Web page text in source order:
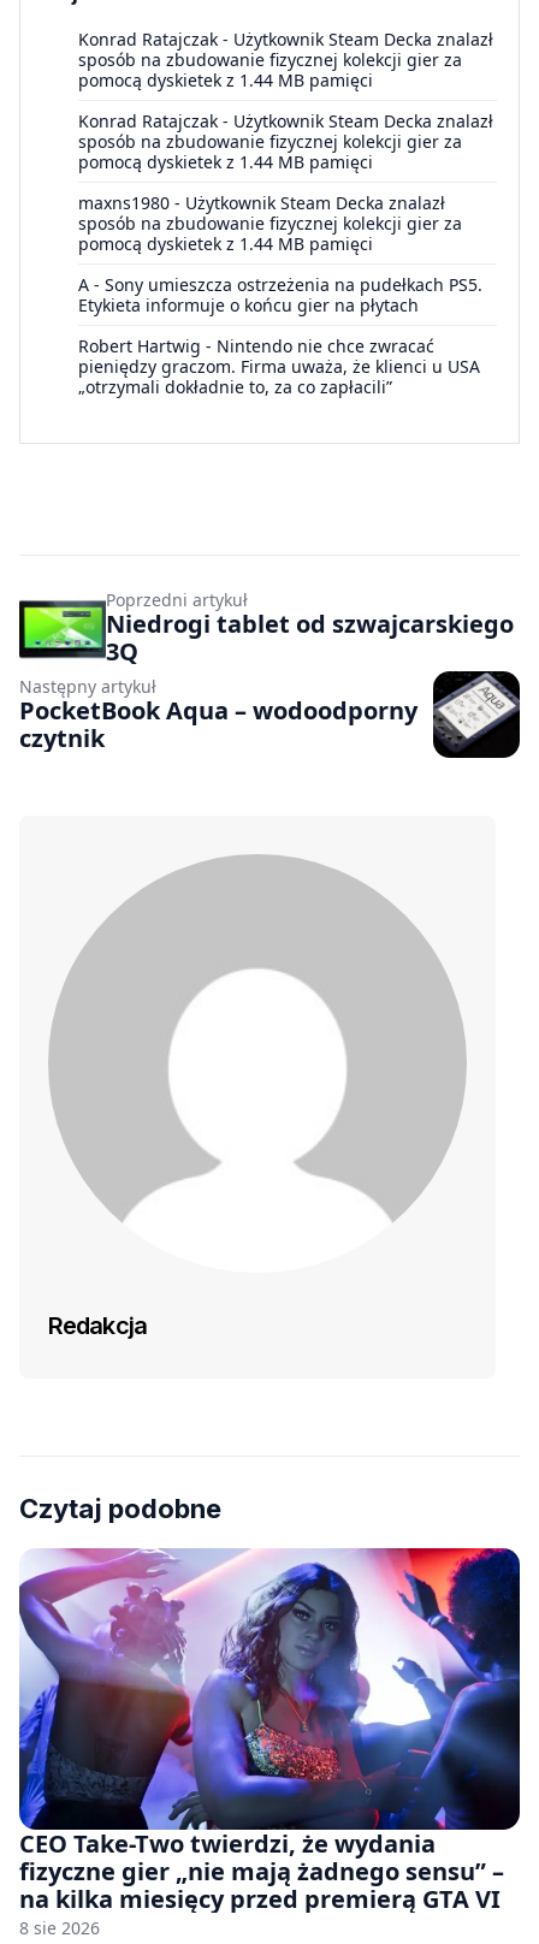
Konrad Ratajczak - Użytkownik Steam Decka znalazł
sposób na zbudowanie fizycznej kolekcji gier za
pomocą dyskietek z 1.44 MB pamięci
Konrad Ratajczak - Użytkownik Steam Decka znalazł
sposób na zbudowanie fizycznej kolekcji gier za
pomocą dyskietek z 1.44 MB pamięci
maxns1980 - Użytkownik Steam Decka znalazł
sposób na zbudowanie fizycznej kolekcji gier za
pomocą dyskietek z 1.44 MB pamięci
A - Sony umieszcza ostrzeżenia na pudełkach PS5.
Etykieta informuje o końcu gier na płytach
Robert Hartwig - Nintendo nie chce zwracać
pieniędzy graczom. Firma uważa, że klienci u USA
„otrzymali dokładnie to, za co zapłacili”
Poprzedni artykuł
Niedrogi tablet od szwajcarskiego
3Q
Następny artykuł
PocketBook Aqua – wodoodporny
czytnik
Redakcja
Czytaj podobne
CEO Take-Two twierdzi, że wydania
fizyczne gier „nie mają żadnego sensu” –
na kilka miesięcy przed premierą GTA VI
8 sie 2026